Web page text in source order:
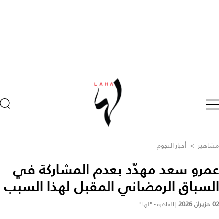
مشاهير > أخبار النجوم
عمرو سعد مهدّد بعدم المشاركة في
السباق الرمضاني المقبل لهذا السبب
02 حزيران 2026 | القاهرة - "لها"